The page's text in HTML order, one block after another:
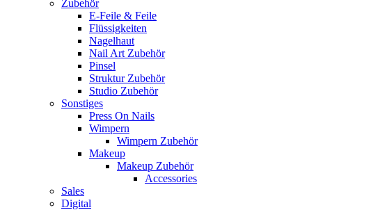
Zubehör
E-Feile & Feile
Flüssigkeiten
Nagelhaut
Nail Art Zubehör
Pinsel
Struktur Zubehör
Studio Zubehör
Sonstiges
Press On Nails
Wimpern
Wimpern Zubehör
Makeup
Makeup Zubehör
Accessories
Sales
Digital